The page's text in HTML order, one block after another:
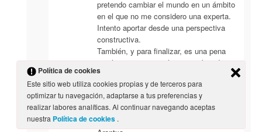
Política de cookies
Este sitio web utiliza cookies propias y de terceros para
optimizar tu navegación, adaptarse a tus preferencias y
realizar labores analíticas. Al continuar navegando aceptas
nuestra Política de cookies .
pretendo cambiar el mundo en un ámbito
en el que no me considero una experta.
Intento aportar desde una perspectiva
constructiva.
También, y para finalizar, es una pena
que las mujeres que hemos trabajado
para abolir los ejércitos y, en concreto,
para acabar con el servicio militar
hayamos pasado inadvertidas una vez
más.
Saludos.